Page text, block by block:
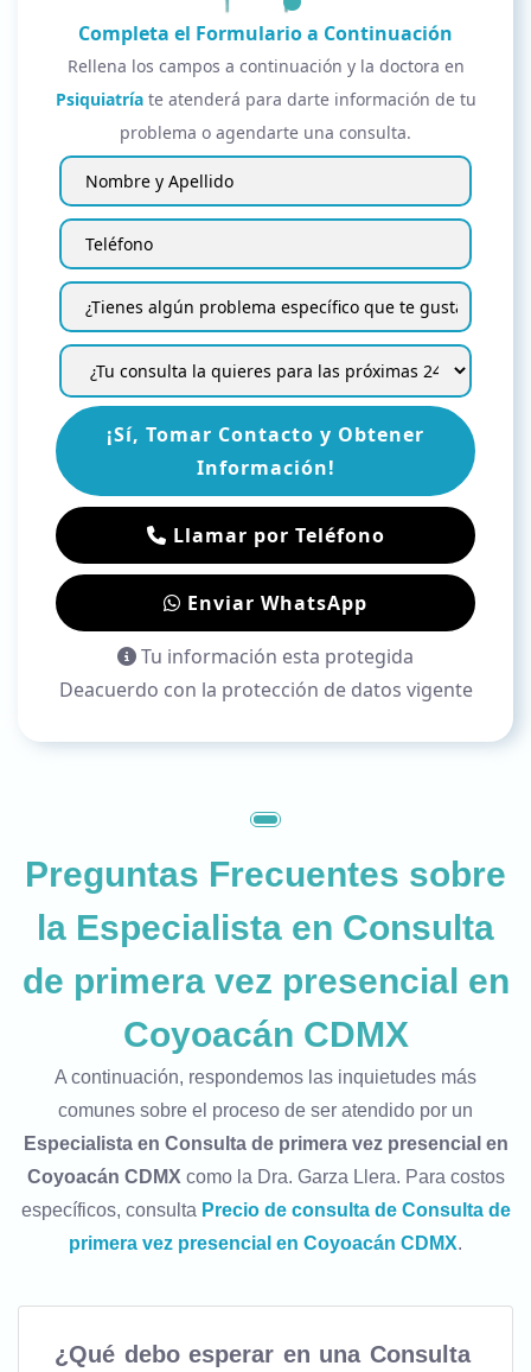
Completa el Formulario a Continuación
Rellena los campos a continuación y la doctora en
Psiquiatríate atenderá para darte información de tu
problema o agendarte una consulta.
¡Sí, Tomar Contacto y Obtener
Información!
Llamar por Teléfono
Enviar WhatsApp
Tu información esta protegida
Deacuerdo con la protección de datos vigente
Preguntas Frecuentes sobre
la Especialista en Consulta
de primera vez presencial en
Coyoacán CDMX
A continuación, respondemos las inquietudes más
comunes sobre el proceso de ser atendido por un
Especialista en Consulta de primera vez presencial en
Coyoacán CDMX como la Dra. Garza Llera. Para costos
específicos, consulta Precio de consulta de Consulta de
primera vez presencial en Coyoacán CDMX.
¿Qué debo esperar en una Consulta